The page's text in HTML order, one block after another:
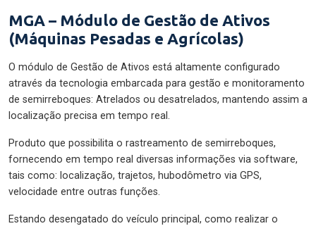
MGA – Módulo de Gestão de Ativos
(Máquinas Pesadas e Agrícolas)
O módulo de Gestão de Ativos está altamente configurado
através da tecnologia embarcada para gestão e monitoramento
de semirreboques: Atrelados ou desatrelados, mantendo assim a
localização precisa em tempo real.
Produto que possibilita o rastreamento de semirreboques,
fornecendo em tempo real diversas informações via software,
tais como: localização, trajetos, hubodômetro via GPS,
velocidade entre outras funções.
Estando desengatado do veículo principal, como realizar o